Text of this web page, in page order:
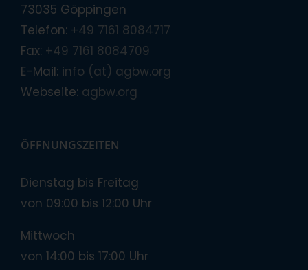
73035 Göppingen
Telefon: +49 7161 8084717
Fax: +49 7161 8084709
E-Mail: info (at) agbw.org
Webseite: agbw.org
ÖFFNUNGSZEITEN
Dienstag bis Freitag
von 09:00 bis 12:00 Uhr
Mittwoch
von 14:00 bis 17:00 Uhr